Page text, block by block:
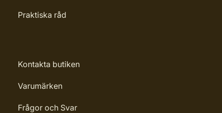
Praktiska råd
Kontakta butiken
Varumärken
Frågor och Svar